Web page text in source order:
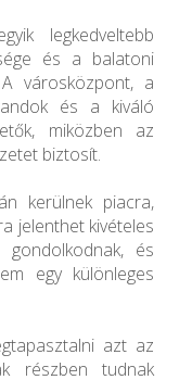
legkedveltebb
és a balatoni
városközpont, a
és a kiváló
miközben az
biztosít.
kerülnek piacra,
jelenthet kivételes
és
egy különleges
azt az
részben tudnak